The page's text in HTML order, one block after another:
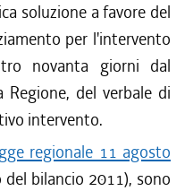
soluzione a favore del
per l'intervento
novanta giorni dal
del verbale di
intervento.
regionale 11 agosto
del bilancio 2011), sono